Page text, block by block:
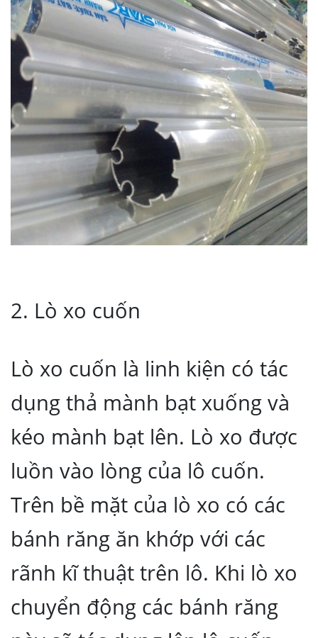
2. Lò xo cuốn
Lò xo cuốn là linh kiện có tác
dụng thả mành bạt xuống và
kéo mành bạt lên. Lò xo được
luồn vào lòng của lô cuốn.
Trên bề mặt của lò xo có các
bánh răng ăn khớp với các
rãnh kĩ thuật trên lô. Khi lò xo
chuyển động các bánh răng